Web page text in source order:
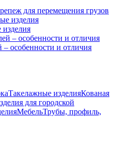
для перемещения грузов
особенности и отличия
Такелажные изделияКованая
для городской
МебельТрубы, профиль,